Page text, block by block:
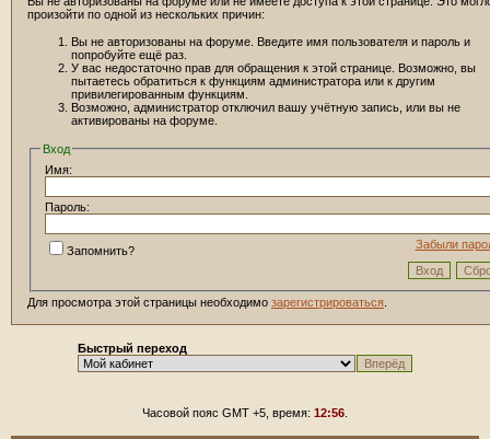
произойти по одной из нескольких причин:
Вы не авторизованы на форуме. Введите имя пользователя и пароль и
попробуйте ещё раз.
У вас недостаточно прав для обращения к этой странице. Возможно, вы
пытаетесь обратиться к функциям администратора или к другим
привилегированным функциям.
Возможно, администратор отключил вашу учётную запись, или вы не
активированы на форуме.
Вход
Имя:
Пароль:
Забыли
Запомнить?
Для просмотра этой страницы необходимо зарегистрироваться
Быстрый переход
Часовой пояс GMT +5, время: 12:56